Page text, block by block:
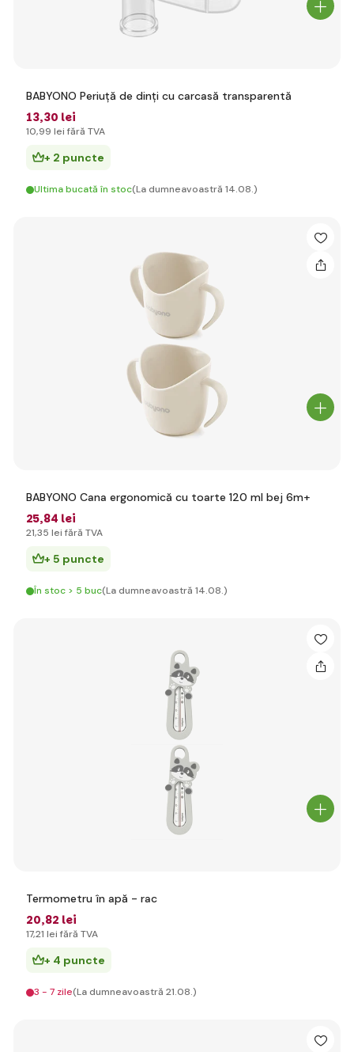
BABYONO Periuță de dinți cu carcasă transparentă
13,30 lei
10,99 lei fără TVA
+ 2 puncte
Ultima bucată în stoc(La dumneavoastră 14.08.)
BABYONO Cana ergonomică cu toarte 120 ml bej 6m+
25,84 lei
21,35 lei fără TVA
+ 5 puncte
În stoc > 5 buc(La dumneavoastră 14.08.)
Termometru în apă - rac
20,82 lei
17,21 lei fără TVA
+ 4 puncte
3 - 7 zile(La dumneavoastră 21.08.)